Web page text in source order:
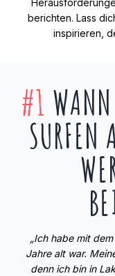
berichten. Lass
inspirieren,
#1
SURFEN
„Ich habe mit
Jahre alt war.
denn ich bin in